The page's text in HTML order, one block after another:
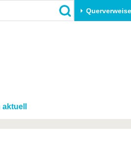
Querverweise
Innovative Transferprojekte
BTU &